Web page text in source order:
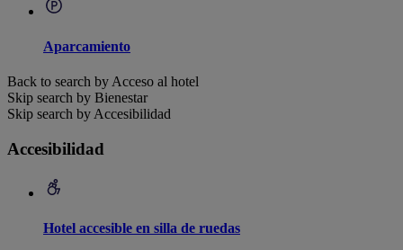
Aparcamiento
Back to search by Acceso al hotel
Skip search by Bienestar
Skip search by Accesibilidad
Accesibilidad
Hotel accesible en silla de ruedas